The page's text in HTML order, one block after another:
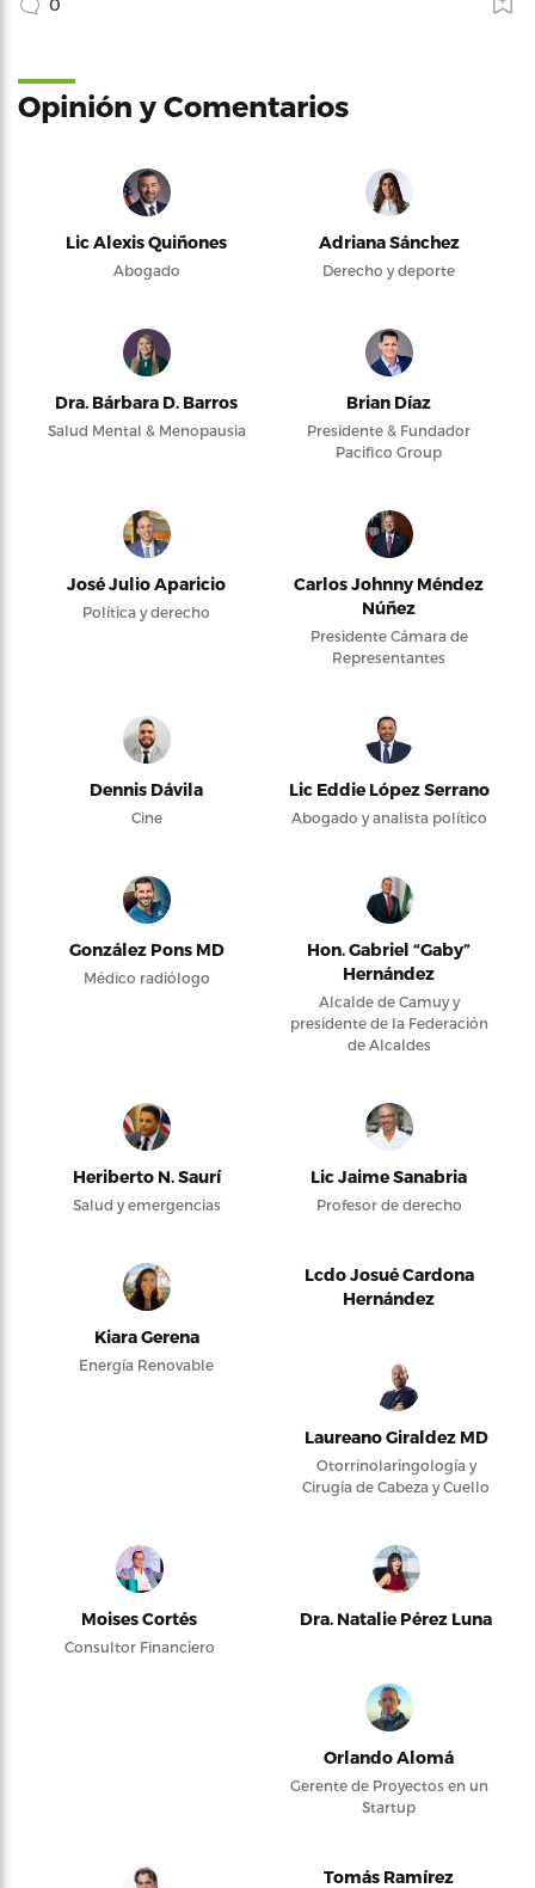
Opinión y Comentarios
Lic Alexis Quiñones
Abogado
Adriana Sánchez
Derecho y deporte
Dra. Bárbara D. Barros
Salud Mental & Menopausia
Brian Díaz
Presidente & Fundador
Pacifico Group
José Julio Aparicio
Política y derecho
Carlos Johnny Méndez
Núñez
Presidente Cámara de
Representantes
Dennis Dávila
Cine
Lic Eddie López Serrano
Abogado y analista político
González Pons MD
Médico radiólogo
Hon. Gabriel “Gaby”
Hernández
Alcalde de Camuy y
presidente de la Federación
de Alcaldes
Heriberto N. Saurí
Salud y emergencias
Lic Jaime Sanabria
Profesor de derecho
Kiara Gerena
Energía Renovable
Lcdo Josué Cardona
Hernández
Laureano Giraldez MD
Otorrinolaringología y
Cirugía de Cabeza y Cuello
Moises Cortés
Consultor Financiero
Dra. Natalie Pérez Luna
Orlando Alomá
Gerente de Proyectos en un
Startup
Tomás Ramírez